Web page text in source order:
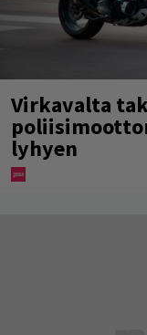
Virkavalta
lyhyen